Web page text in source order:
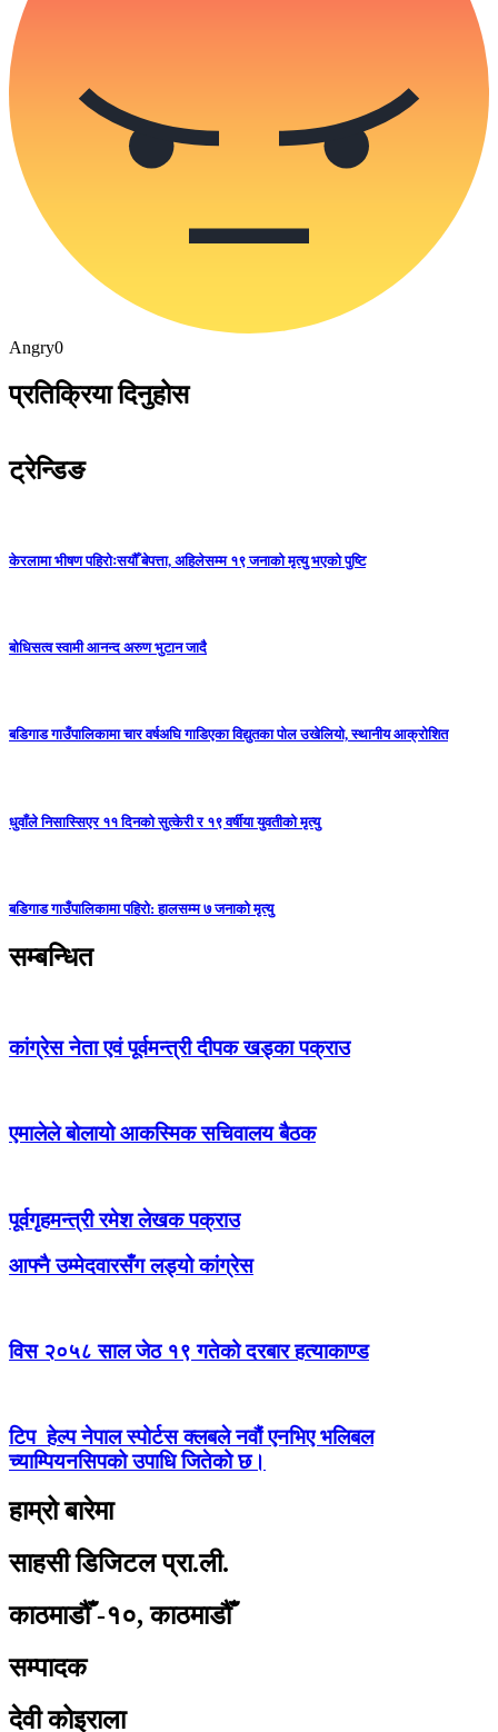
Angry0
प्रतिक्रिया दिनुहोस
ट्रेन्डिङ
केरलामा भीषण पहिरोःसयौँ बेपत्ता, अहिलेसम्म १९ जनाको मृत्यु भएको पुष्टि
बोधिसत्व स्वामी आनन्द अरुण भुटान जादै
बडिगाड गाउँपालिकामा चार वर्षअघि गाडिएका विद्युतका पोल उखेलियो, स्थानीय आक्रोशित
धुवाँले निसास्सिएर ११ दिनको सुत्केरी र १९ वर्षीया युवतीको मृत्यु
बडिगाड गाउँपालिकामा पहिरो: हालसम्म ७ जनाको मृत्यु
सम्बन्धित
कांग्रेस नेता एवं पूर्वमन्त्री दीपक खड्का पक्राउ
एमालेले बोलायो आकस्मिक सचिवालय बैठक
पूर्वगृहमन्त्री रमेश लेखक पक्राउ
आफ्नै उम्मेदवारसँग लड्यो कांग्रेस
विस २०५८ साल जेठ १९ गतेको दरबार हत्याकाण्ड
टिप हेल्प नेपाल स्पोर्टस क्लबले नवौं एनभिए भलिबल
च्याम्पियनसिपको उपाधि जितेको छ।
हाम्रो बारेमा
साहसी डिजिटल प्रा.ली.
काठमाडौँ -१०, काठमाडौँ
सम्पादक
देवी कोइराला